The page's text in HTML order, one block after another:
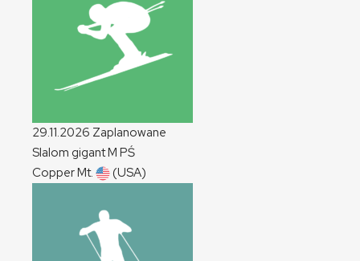
29.11.2026 Zaplanowane
Slalom gigantM PŚ
Copper Mt.
(USA)